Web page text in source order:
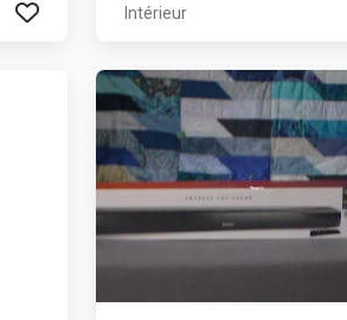
Intérieur